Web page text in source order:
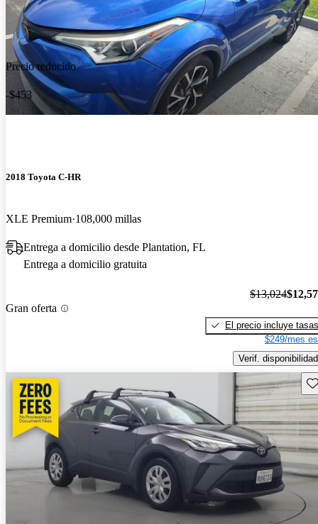
Precio reducido
-$453
2018 Toyota C-HR
XLE Premium 108,000 millas
Entrega a domicilio desde Plantation, FL
Entrega a domicilio gratuita
Gran oferta
$13,024
El precio incluye tasas
$249/mes
Verif. disponibilidad